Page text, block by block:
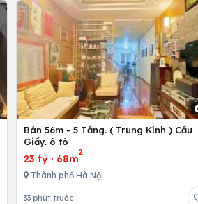
Bán 56m - 5 Tầng. ( Trung Kính ) Cầu
Giấy. ô tô
23 tỷ · 68m
2
Thành phố Hà Nội
33 phút trước